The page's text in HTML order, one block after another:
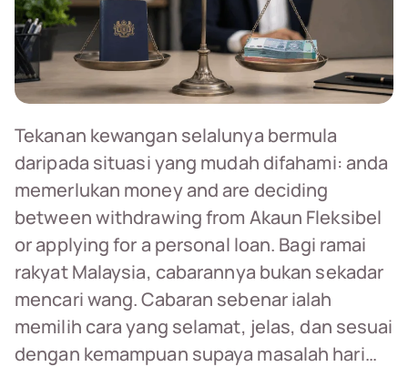
Tekanan kewangan selalunya bermula
daripada situasi yang mudah difahami: anda
memerlukan money and are deciding
between withdrawing from Akaun Fleksibel
or applying for a personal loan. Bagi ramai
rakyat Malaysia, cabarannya bukan sekadar
mencari wang. Cabaran sebenar ialah
memilih cara yang selamat, jelas, dan sesuai
dengan kemampuan supaya masalah hari…